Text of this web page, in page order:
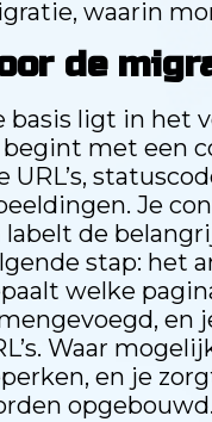
waarin
de
basis ligt in het
begint met een
URL’s,
Je
labelt de
stap: het
welke
en
Waar
en je
opgebouwd.